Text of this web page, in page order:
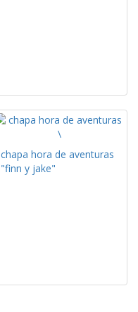
chapa hora de aventuras
"finn y jake"